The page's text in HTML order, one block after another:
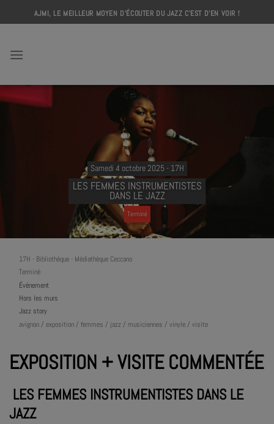
to
AJMI, LE MEILLEUR MOYEN D'ÉCOUTER DU JAZZ C'EST D'EN VOIR !
Samedi 4 octobre 2025 - 17H
LES FEMMES INSTRUMENTISTES
DANS LE JAZZ
Terminé
17H - Bibliothèque - Médiathèque Ceccano
Terminé
Événement
Hors les murs
Jazz story
avignon / exposition / femmes / jazz / musiciennes / vinyle / visite
EXPOSITION + VISITE COMMENTÉE
LES FEMMES INSTRUMENTISTES DANS LE
JAZZ